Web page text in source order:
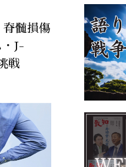
脊髄損傷
J-
戦